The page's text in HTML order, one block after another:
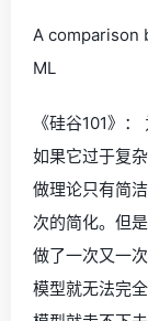
A comparison
ML
《硅谷101》
如果它过于复
做理论只有简
次的简化。但
做了一次又一
模型就无法完